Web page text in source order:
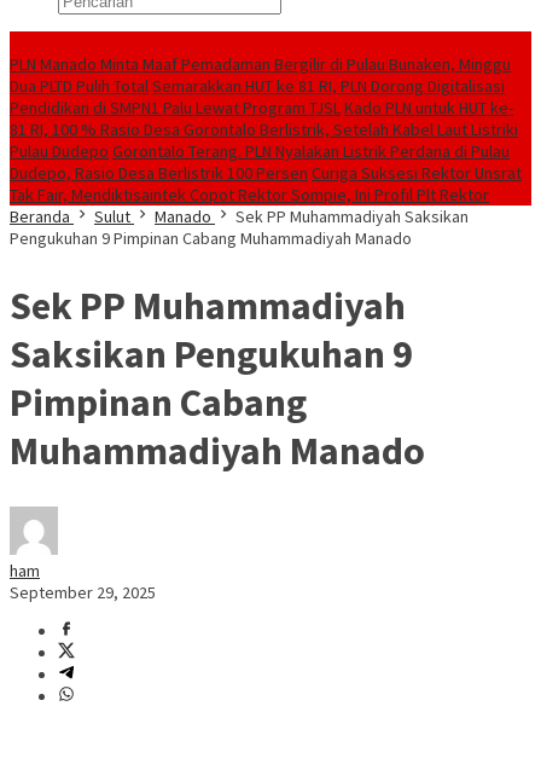
PLN Manado Minta Maaf Pemadaman Bergilir di Pulau Bunaken, Minggu
Dua PLTD Pulih TotalSemarakkan HUT ke 81 RI, PLN Dorong Digitalisasi
Pendidikan di SMPN1 Palu Lewat Program TJSLKado PLN untuk HUT ke-
81 RI, 100 % Rasio Desa Gorontalo Berlistrik, Setelah Kabel Laut Listriki
Pulau Dudepo Gorontalo Terang. PLN Nyalakan Listrik Perdana di Pulau
Dudepo, Rasio Desa Berlistrik 100 Persen Curiga Suksesi Rektor Unsrat
Tak Fair, Mendiktisaintek Copot Rektor Sompie, Ini Profil Plt Rektor
Beranda
Sulut Manado
Sek PP Muhammadiyah Saksikan
Pengukuhan 9 Pimpinan Cabang Muhammadiyah Manado
Sek PP Muhammadiyah
Saksikan Pengukuhan 9
Pimpinan Cabang
Muhammadiyah Manado
ham
September 29, 2025